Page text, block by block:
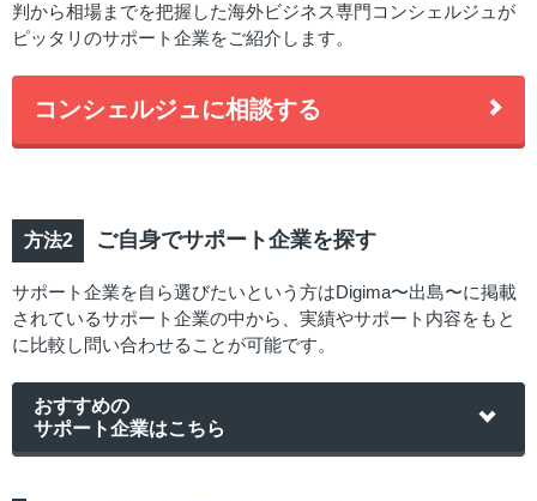
判から相場までを把握した海外ビジネス専門コンシェルジュが
ピッタリのサポート企業をご紹介します。
コンシェルジュに相談する
ご自身でサポート企業を探す
サポート企業を自ら選びたいという方はDigima〜出島〜に掲載
されているサポート企業の中から、実績やサポート内容をもと
に比較し問い合わせることが可能です。
おすすめの
サポート企業はこちら